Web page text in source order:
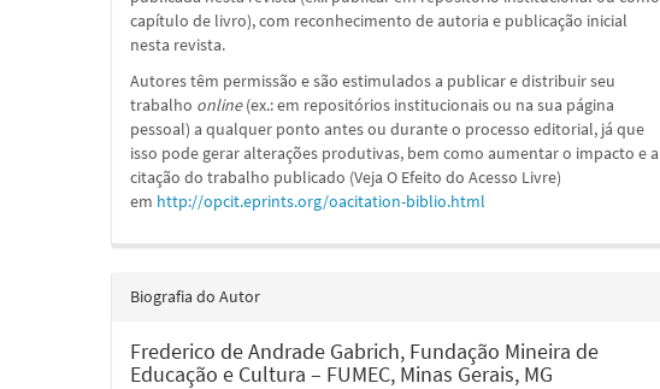
capítulo de livro), com reconhecimento de autoria e publicação inicial
nesta revista.
Autores têm permissão e são estimulados a publicar e distribuir seu
trabalho online(ex.: em repositórios institucionais ou na sua página
pessoal) a qualquer ponto antes ou durante o processo editorial, já que
isso pode gerar alterações produtivas, bem como aumentar o impacto e a
citação do trabalho publicado (Veja O Efeito do Acesso Livre)
em http://opcit.eprints.org/oacitation-biblio.html
Biografia do Autor
Frederico de Andrade Gabrich, Fundação Mineira de
Educação e Cultura – FUMEC, Minas Gerais, MG